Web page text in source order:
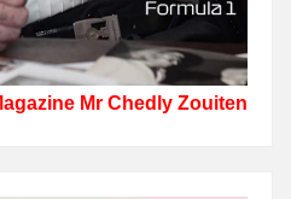
Mr Chedly Zouiten